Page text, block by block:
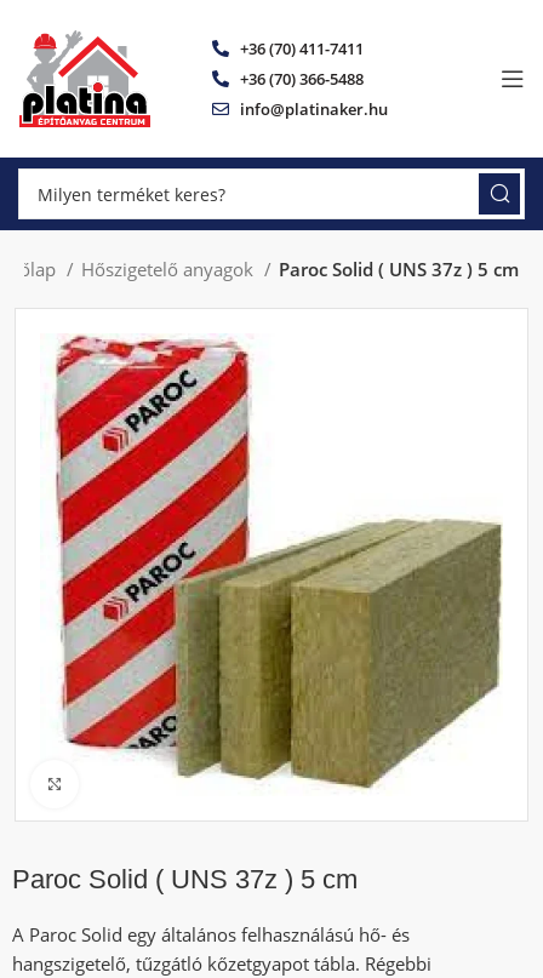
+36 (70) 411-7411
+36 (70) 366-5488
info@platinaker.hu
Hőszigetelő anyagok Paroc Solid ( UNS 37z ) 5 cm
Click to enlarge
Paroc Solid ( UNS 37z ) 5 cm
A Paroc Solid egy általános felhasználású hő- és
hangszigetelő, tűzgátló kőzetgyapot tábla. Régebbi